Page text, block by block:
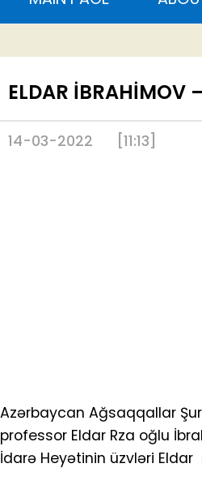
ELDAR İBRAHİMOV
14-03-2022 [11:13]
Azərbaycan Ağsaqqallar
professor Eldar Rza oğlu
İdarə Heyətinin üzvləri